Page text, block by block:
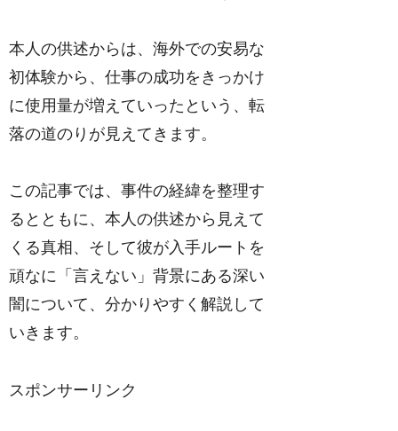
本人の供述からは、海外での安易な
初体験から、仕事の成功をきっかけ
に使用量が増えていったという、転
落の道のりが見えてきます。
この記事では、事件の経緯を整理す
るとともに、本人の供述から見えて
くる真相、そして彼が入手ルートを
頑なに「言えない」背景にある深い
闇について、分かりやすく解説して
いきます。
スポンサーリンク